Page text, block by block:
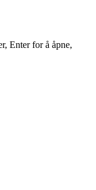
Enter for å åpne,